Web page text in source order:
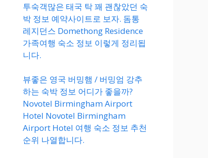
투숙객많은 태국 탁 꽤 괜찮았던 숙
박 정보 예약사이트로 보자. 돔통
레지던스 Domethong Residence
가족여행 숙소 정보 이렇게 정리됩
니다.
뷰좋은 영국 버밍햄 / 버밍엄 강추
하는 숙박 정보 어디가 좋을까?
Novotel Birmingham Airport
Hotel Novotel Birmingham
Airport Hotel 여행 숙소 정보 추천
순위 나열합니다.